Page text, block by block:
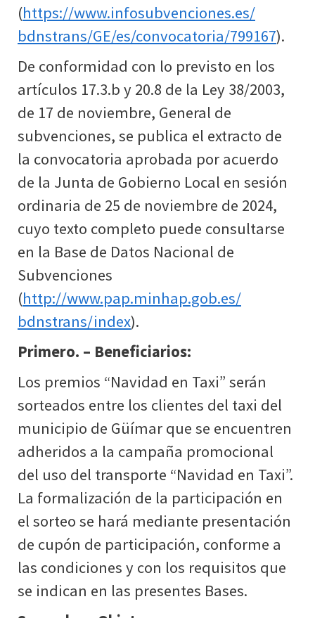
(https://www.infosubvenciones.es/
bdnstrans/GE/es/convocatoria/799167).
De conformidad con lo previsto en los
artículos 17.3.b y 20.8 de la Ley 38/2003,
de 17 de noviembre, General de
subvenciones, se publica el extracto de
la convocatoria aprobada por acuerdo
de la Junta de Gobierno Local en sesión
ordinaria de 25 de noviembre de 2024,
cuyo texto completo puede consultarse
en la Base de Datos Nacional de
Subvenciones
(http://www.pap.minhap.gob.es/
bdnstrans/index).
Primero. – Beneficiarios:
Los premios “Navidad en Taxi” serán
sorteados entre los clientes del taxi del
municipio de Güímar que se encuentren
adheridos a la campaña promocional
del uso del transporte “Navidad en Taxi”.
La formalización de la participación en
el sorteo se hará mediante presentación
de cupón de participación, conforme a
las condiciones y con los requisitos que
se indican en las presentes Bases.